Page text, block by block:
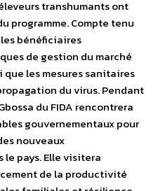
transhumants ont
programme. Compte tenu
les bénéficiaires
de gestion du marché
les mesures sanitaires
du virus. Pendant
du FIDA rencontrera
gouvernementaux pour
nouveaux
le pays. Elle visitera
de la productivité